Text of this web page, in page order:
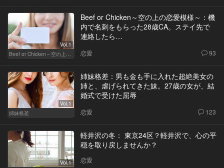
Vol.1
Beef or Chicken～空の上の恋愛模様～
Beef or Chicken～空の上の恋愛模様～：機
内で名刺をもらった28歳CA。ステイ先で
連絡したら…
恋愛 93
Vol.1
姉妹格差
姉妹格差：男も金も手に入れた超絶美女の
姉と、虐げられてきた妹。27歳の女が、結
婚式で受けた屈辱
恋愛 123
Vol.1
軽井沢の冬： 東京24区？軽井沢で、心の平
穏を取り戻しませんか？
恋愛